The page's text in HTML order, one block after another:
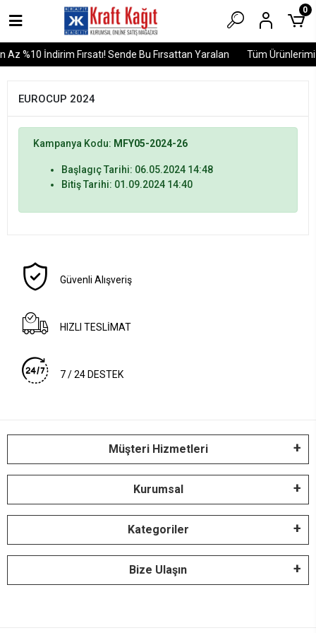
%10 İndirim Fırsatı! Sende Bu Fırsattan Yaralan Tüm
0
EUROCUP 2024
Kampanya Kodu: MFY05-2024-26
Başlagıç Tarihi: 06.05.2024 14:48
Bitiş Tarihi: 01.09.2024 14:40
Güvenli Alışveriş
HIZLI TESLİMAT
7 / 24 DESTEK
Müşteri Hizmetleri
Kurumsal
Kategoriler
Bize Ulaşın